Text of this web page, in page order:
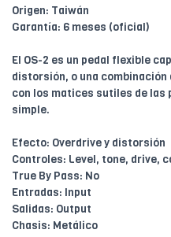
Origen: Taiwán
Garantía: 6 meses (oficial)
El OS-2 es un pedal flexible
distorsión, o una
con los matices sutiles de las
simple.
Efecto: Overdrive y distorsión
Controles: Level, tone, drive,
True By Pass: No
Entradas: Input
Salidas: Output
Chasis: Metálico